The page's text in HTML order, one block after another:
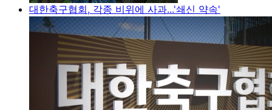
대한축구협회, 각종 비위에 사과...'쇄신 약속'